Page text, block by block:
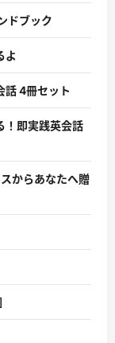
ドブック
よ
話 4冊セット
！即実践英会話
からあなたへ贈